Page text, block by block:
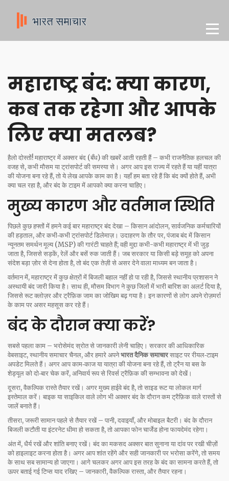
महाराष्ट्र बंद: क्या कारण,
कब तक रहेगा और आपके
लिए क्या मतलब?
हैलो दोस्तों! महाराष्ट्र में अक्सर बंद (बँध) की खबरें आती रहती हैं – कभी राजनैतिक हलचल की
वजह से, कभी मौसम या ट्रांसपोर्ट की समस्या से। अगर आप इस राज्य में रहते हैं या यहीं यात्रा
की योजना बना रहे हैं, तो ये लेख आपके काम का है। यहाँ हम बता रहे हैं कि बंद क्यों होते हैं, अभी
क्या चल रहा है, और बंद के टाइम में आपको क्या करना चाहिए।
मुख्य कारण और वर्तमान स्थिति
पिछले कुछ हफ्तों में हमने कई बार महाराष्ट्र बंद देखा – किसान आंदोलन, सार्वजनिक कर्मचारियों
की हड़ताल, और कभी‑कभी ट्रांसपोर्ट डिलेमाज़। उदाहरण के तौर पर, पंजाब बंद में किसान
न्यूनतम समर्थन मूल्य (MSP) की गारंटी चाहते हैं; वही मुद्दा कभी-कभी महाराष्ट्र में भी जुड़
जाता है, जिससे सड़कें, रेलें और बसें रुक जाती हैं। जब सरकार या किसी बड़े समूह को अपना
संदेश बड़ा ज़ोर से देना होता है, तो बंद एक तेज़ी से असर देने वाला माध्यम बन जाता है।
वर्तमान में, महाराष्ट्र में कुछ क्षेत्रों में बिजली बहाल नहीं हो पा रही है, जिससे स्थानीय प्रशासन ने
अस्थायी बंद जारी किया है। साथ ही, मौसम विभाग ने कुछ जिलों में भारी बारिश का अलर्ट दिया है,
जिससे रूट क्लोज़र और ट्रैफ़िक जाम का जोखिम बढ़ गया है। इन कारणों से लोग अपने रोज़मर्रा
के काम पर असर महसूस कर रहे हैं।
बंद के दौरान क्या करें?
सबसे पहला काम – भरोसेमंद स्रोत से जानकारी लेनी चाहिए। सरकार की आधिकारिक
वेबसाइट, स्थानीय समाचार चैनल, और हमारे अपनेभारत दैनिक समाचारसाइट पर रीयल‑टाइम
अपडेट मिलते हैं। अगर आप काम‑काज या यात्रा की योजना बना रहे हैं, तो ट्रैन या बस के
शेड्यूल को दो‑बार चेक करें, अनिवार्य रूप से रिवर्स ट्रैफ़िक की सम्भावना को देखें।
दूसरा, वैकल्पिक रास्ते तैयार रखें। अगर मुख्य हाईवे बंद है, तो साइड रूट या लोकल मार्ग
इस्तेमाल करें। बाइक या साइकिल वाले लोग भी अक्सर बंद के दौरान कम ट्रैफ़िक वाले रास्तों से
जालें बनाते हैं।
तीसरा, जरूरी सामान पहले से तैयार रखें – पानी, दवाइयाँ, और मोबाइल बैटरी। बंद के दौरान
बिजली कटौती या इंटरनेट धीमा हो सकता है, तो आपका फोन चार्जेड होना फायदेमंद रहेगा।
अंत में, धैर्य रखें और शांति बनाए रखें। बंद का मकसद अक्सर बात सुनाना या दांव पर रखी चीज़ों
को हाइलाइट करना होता है। अगर आप शांत रहेंगे और सही जानकारी पर भरोसा करेंगे, तो समय
के साथ सब सामान्य हो जाएगा। आगे चलकर अगर आप इस तरह के बंद का सामना करते हैं, तो
ऊपर बताई गई टिप्स याद रखिए – जानकारी, वैकल्पिक रास्ता, और तैयार रहना।